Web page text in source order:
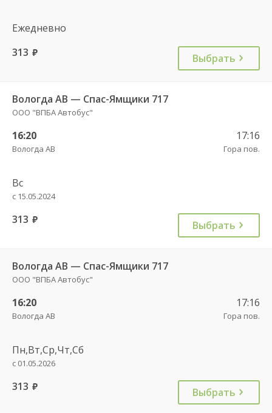
Ежедневно
313 руб. Выбрать
Вологда АВ — Спас-Ямщики 717
ООО "ВПБА Автобус"
16:20
Вологда АВ
17:16
Гора пов.
Вс
с 15.05.2024
313 руб. Выбрать
Вологда АВ — Спас-Ямщики 717
ООО "ВПБА Автобус"
16:20
Вологда АВ
17:16
Гора пов.
Пн,Вт,Ср,Чт,Сб
с 01.05.2026
313 руб. Выбрать